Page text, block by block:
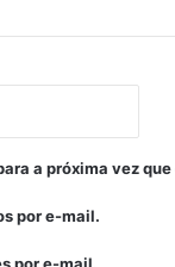
a próxima vez
por e-mail.
por e-mail.